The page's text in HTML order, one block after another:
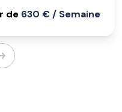
de 630 € / Semaine